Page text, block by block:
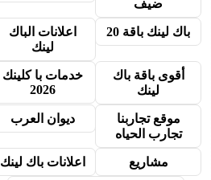
ضيف
باك لينك باقة 20
اعلانات الباك
لينك
أقوى باقة باك
لينك
خدمات با كلينك
2026
موقع تجاربنا
تجارب الحياه
ديوان العرب
مشاريع اعلانات باك لينك